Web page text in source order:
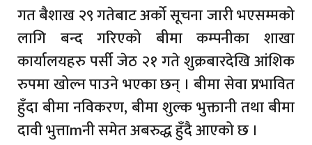
गत बैशाख २९ गतेबाट अर्को सूचना जारी भएसम्मको
लागि बन्द गरिएको बीमा कम्पनीका शाखा
कार्यालयहरु पर्सी जेठ २१ गते शुक्रबारदेखि आंशिक
रुपमा खोल्न पाउने भएका छन् । बीमा सेवा प्रभावित
हुँदा बीमा नविकरण, बीमा शुल्क भुक्तानी तथा बीमा
दावी भुत्ताmनी समेत अबरुद्ध हुँदै आएको छ ।